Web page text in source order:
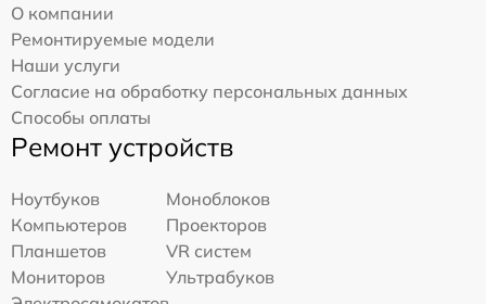
О компании
Ремонтируемые модели
Наши услуги
Согласие на обработку персональных данных
Способы оплаты
Ремонт устройств
Ноутбуков
Моноблоков
Компьютеров
Проекторов
Планшетов
VR систем
Мониторов
Ультрабуков